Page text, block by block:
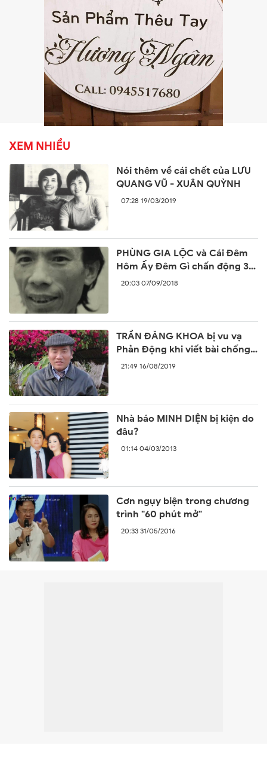
XEM NHIỀU
Nói thêm về cái chết của LƯU
QUANG VŨ - XUÂN QUỲNH
07:28 19/03/2019
PHÙNG GIA LỘC và Cái Đêm
Hôm Ấy Đêm Gì chấn động 30
năm trước
20:03 07/09/2018
TRẦN ĐĂNG KHOA bị vu vạ
Phản Động khi viết bài chống
lại sự ngang ngược của Trung
21:49 16/08/2019
Nhà báo MINH DIỆN bị kiện do
đâu?
01:14 04/03/2013
Cơn ngụy biện trong chương
trình "60 phút mở"
20:33 31/05/2016